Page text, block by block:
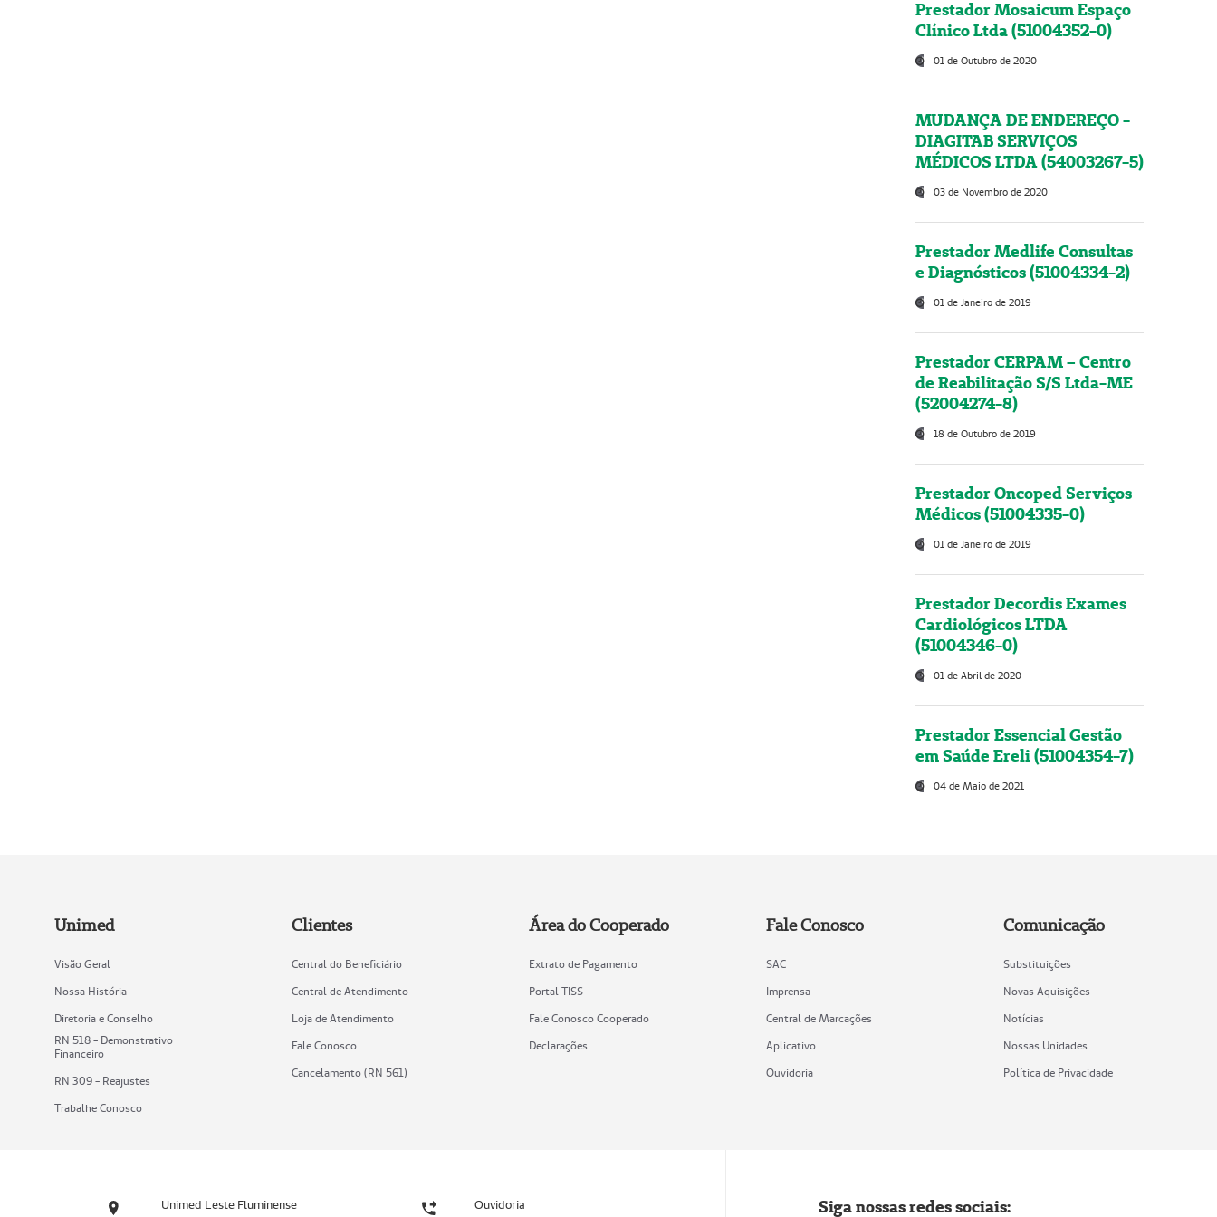
Prestador Mosaicum Espaço
Clínico Ltda (51004352-0)
01 de Outubro de 2020
MUDANÇA DE ENDEREÇO -
DIAGITAB SERVIÇOS
MÉDICOS LTDA (54003267-5)
03 de Novembro de 2020
Prestador Medlife Consultas
e Diagnósticos (51004334-2)
01 de Janeiro de 2019
Prestador CERPAM – Centro
de Reabilitação S/S Ltda-ME
(52004274-8)
18 de Outubro de 2019
Prestador Oncoped Serviços
Médicos (51004335-0)
01 de Janeiro de 2019
Prestador Decordis Exames
Cardiológicos LTDA
(51004346-0)
01 de Abril de 2020
Prestador Essencial Gestão
em Saúde Ereli (51004354-7)
04 de Maio de 2021
Unimed
Visão Geral
Nossa História
Diretoria e Conselho
RN 518 - Demonstrativo
Financeiro
RN 309 - Reajustes
Trabalhe Conosco
Clientes
Central do Beneficiário
Central de Atendimento
Loja de Atendimento
Fale Conosco
Cancelamento (RN 561)
Área do Cooperado
Extrato de Pagamento
Portal TISS
Fale Conosco Cooperado
Declarações
Fale Conosco
SAC
Imprensa
Central de Marcações
Aplicativo
Ouvidoria
Comunicação
Substituições
Novas Aquisições
Notícias
Nossas Unidades
Política de Privacidade
Unimed Leste Fluminense Ouvidoria Siga nossas redes sociais: